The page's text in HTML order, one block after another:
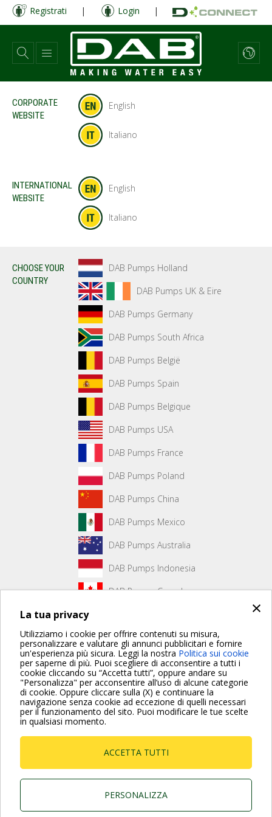
×
La tua privacy
Utilizziamo i cookie per offrire contenuti su misura,
personalizzare e valutare gli annunci pubblicitari e fornire
un'esperienza più sicura. Leggi la nostra Politica sui cookie
per saperne di più. Puoi scegliere di acconsentire a tutti i
cookie cliccando su “Accetta tutti”, oppure andare su
"Personalizza" per acconsentire all’uso di alcune categorie
di cookie. Oppure cliccare sulla (X) e continuare la
navigazione senza cookie ad eccezione di quelli necessari
per il funzionamento del sito. Puoi modificare le tue scelte
in qualsiasi momento.
ACCETTA TUTTI
PERSONALIZZA
Salta
contenuto
principale
Registrati | Login |
CORPORATE
WEBSITE
English
Italiano
INTERNATIONAL
WEBSITE
English
Italiano
CHOOSE YOUR
COUNTRY
DAB Pumps Holland
DAB Pumps UK & Eire
DAB Pumps Germany
DAB Pumps South Africa
DAB Pumps België
DAB Pumps Spain
DAB Pumps Belgique
DAB Pumps USA
DAB Pumps France
DAB Pumps Poland
DAB Pumps China
DAB Pumps Mexico
DAB Pumps Australia
DAB Pumps Indonesia
DAB Pumps Canada
Non è stato creato alcun contenuto per la prima pagina.
Per maggiori informazioni consulta anche le Domande più
Frequenti
P.I. 03675230282 - R.E.A. Padova N. 328200- Cap.